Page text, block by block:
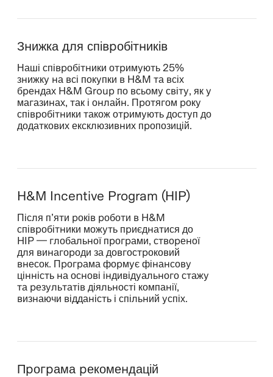
Знижка для співробітників
Наші співробітники отримують 25%
знижку на всі покупки в H&M та всіх
брендах H&M Group по всьому світу, як у
магазинах, так і онлайн. Протягом року
співробітники також отримують доступ до
додаткових ексклюзивних пропозицій.
H&M Incentive Program (HIP)
Після п’яти років роботи в H&M
співробітники можуть приєднатися до
HIP — глобальної програми, створеної
для винагороди за довгостроковий
внесок. Програма формує фінансову
цінність на основі індивідуального стажу
та результатів діяльності компанії,
визнаючи відданість і спільний успіх.
Програма рекомендацій